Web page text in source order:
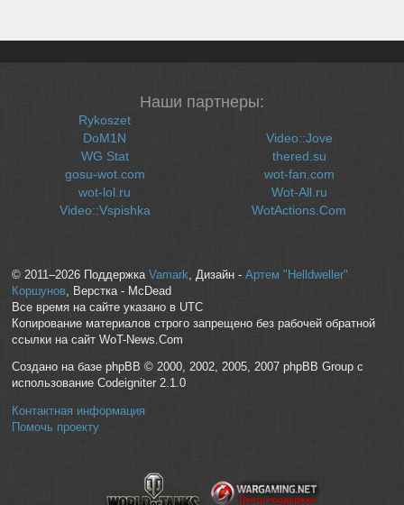
Наши партнеры:
Rykoszet
DoM1N
WG Stat
gosu-wot.com
wot-lol.ru
Video::Vspishka
Video::Jove
thered.su
wot-fan.com
Wot-All.ru
WotActions.Com
© 2011–2026 Поддержка Vamark, Дизайн - Артем "Helldweller"
Коршунов, Верстка - McDead
Все время на сайте указано в UTC
Копирование материалов строго запрещено без рабочей обратной
ссылки на сайт WoT-News.Com
Создано на базе phpBB © 2000, 2002, 2005, 2007 phpBB Group с
использование Codeigniter 2.1.0
Контактная информация
Помочь проекту